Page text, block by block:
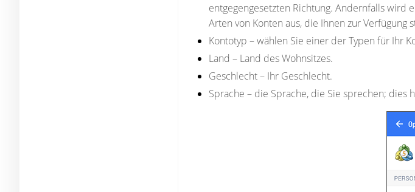
entgegengesetzten Richtung. Andernfalls wird
Arten von Konten aus, die Ihnen zur Verfügung
Kontotyp – wählen Sie einer der Typen für Ihr
Land – Land des Wohnsitzes.
Geschlecht– Ihr Geschlecht.
Sprache – die Sprache, die Sie sprechen;